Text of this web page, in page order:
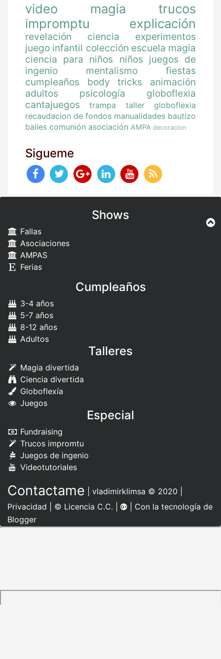
video magia
trucos
impromptu
explicación
revelación ciencia
experimentos
juego infantil colección escuela magia
ciencia para niños
niños juegos de
ingenio
mentalismo
fiestas
cumpleaños
body tricks
animación
adultos
psicología
globoflexia
cantajuegos
trampa
taller globoflexia
recaudacion de fondos manualidades bautizo
bailes comunión asociación AMPA decoracion
Sigueme
Shows
Fallas
Asociaciones
AMPAS
Ferias
Cumpleaños
3-4 años
5-7 años
8-12 años
Adultos
Talleres
Magia divertida
Ciencia divertida
Globoflexía
Juegos
Especial
Fundraising
Trucos impromtu
Juegos de ingenio
Videotutoriales
Contactame vladimirklimsa © 2020 |
Privacidad
© Licencia C.C.
| Con la tecnología de
Blogger